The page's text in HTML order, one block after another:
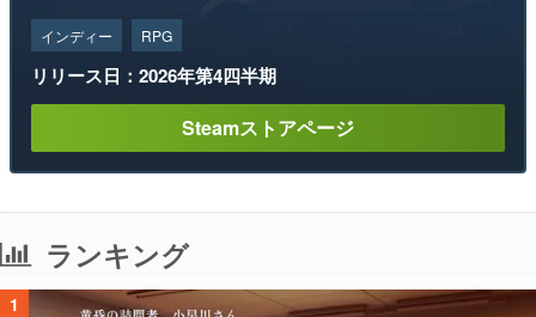
インディー RPG
リリース日：2026年第4四半期
Steamストアページ
ランキング
1